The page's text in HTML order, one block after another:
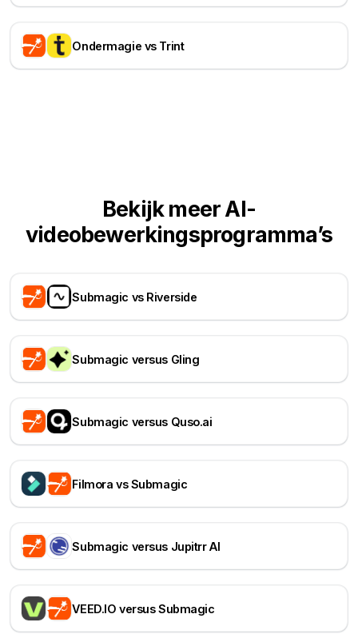
Ondermagie vs Trint
Bekijk meer AI-
videobewerkingsprogramma’s
Submagic vs Riverside
Submagic versus Gling
Submagic versus Quso.ai
Filmora vs Submagic
Submagic versus Jupitrr AI
VEED.IO versus Submagic